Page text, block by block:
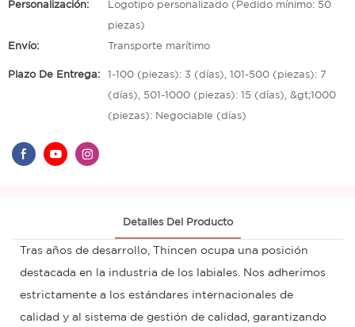
Personalización: Logotipo personalizado (Pedido mínimo: 50
piezas)
Envío: Transporte marítimo
Plazo De Entrega: 1-100 (piezas): 3 (días), 101-500 (piezas): 7
(días), 501-1000 (piezas): 15 (días), &gt;1000
(piezas): Negociable (días)
Detalles Del Producto
Tras años de desarrollo, Thincen ocupa una posición
destacada en la industria de los labiales. Nos adherimos
estrictamente a los estándares internacionales de
calidad y al sistema de gestión de calidad, garantizando